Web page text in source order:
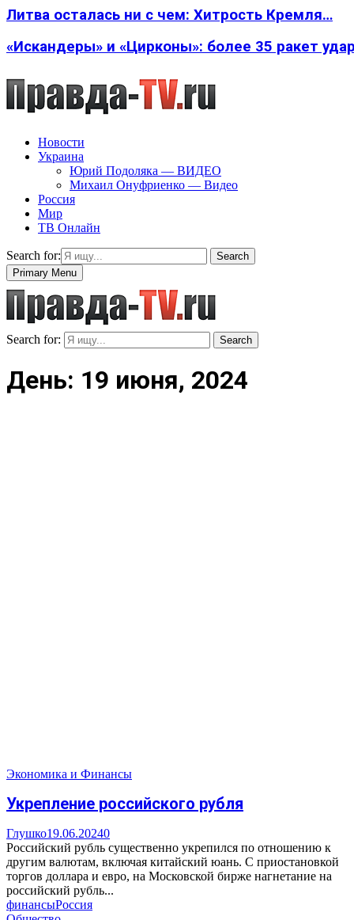
Литва осталась ни с чем: Хитрость Кремля…
«Искандеры» и «Цирконы»: более 35 ракет
Новости
Украина
Юрий Подоляка — ВИДЕО
Михаил Онуфриенко — Видео
Россия
Мир
ТВ Онлайн
Search for:
Search
Primary Menu
Search for: Search
День: 19 июня, 2024
Экономика и Финансы
Укрепление российского рубля
Глушко19.06.20240
Российский рубль существенно укрепился по отношению к
другим валютам, включая китайский юань. С приостановкой
торгов доллара и евро, на Московской бирже нагнетание на
российский рубль...
финансыРоссия